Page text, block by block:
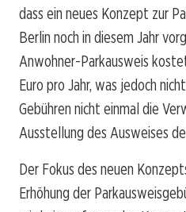
dass ein neues Konzept zur
Berlin noch in diesem Jahr
Anwohner-Parkausweis
Euro pro Jahr, was jedoch
Gebühren nicht einmal die
Ausstellung des Ausweises
Der Fokus des neuen
Erhöhung der